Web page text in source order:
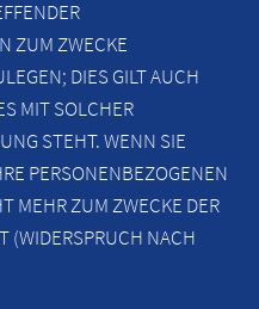
ZUM ZWECKE
DIES GILT AUCH
MIT SOLCHER
STEHT. WENN SIE
PERSONENBEZOGENEN
MEHR ZUM ZWECKE DER
(WIDERSPRUCH NACH